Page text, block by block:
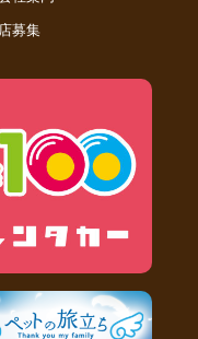
募集